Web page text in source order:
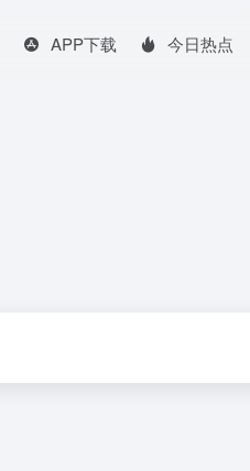
APP下载 今日热点